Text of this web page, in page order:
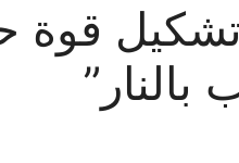
تشكيل قوة
بالنار”